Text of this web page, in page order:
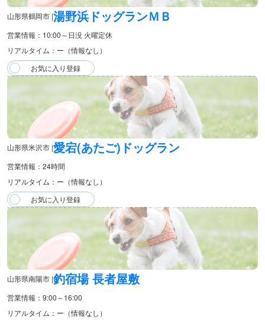
山形県鶴岡市 |湯野浜ドッグランＭＢ
営業情報：10:00～日没 火曜定休
リアルタイム：ー（情報なし）
山形県米沢市 |愛宕(あたご)ドッグラン
営業情報：24時間
リアルタイム：ー（情報なし）
山形県南陽市 |釣宿場 長者屋敷
営業情報：9:00～16:00
リアルタイム：ー（情報なし）